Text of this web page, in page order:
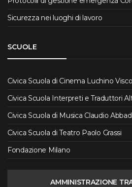
Sicurezza nei luoghi di lavoro
SCUOLE
Civica Scuola di Cinema Luchino
Civica Scuola Interpreti e Traduttori
Civica Scuola di Musica Claudio
Civica Scuola di Teatro Paolo Grassi
Fondazione Milano
AMMINISTRAZIONE